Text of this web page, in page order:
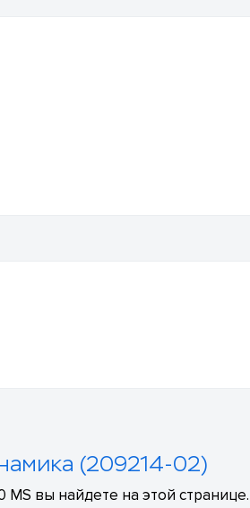
(209214-02)
вы найдете на этой